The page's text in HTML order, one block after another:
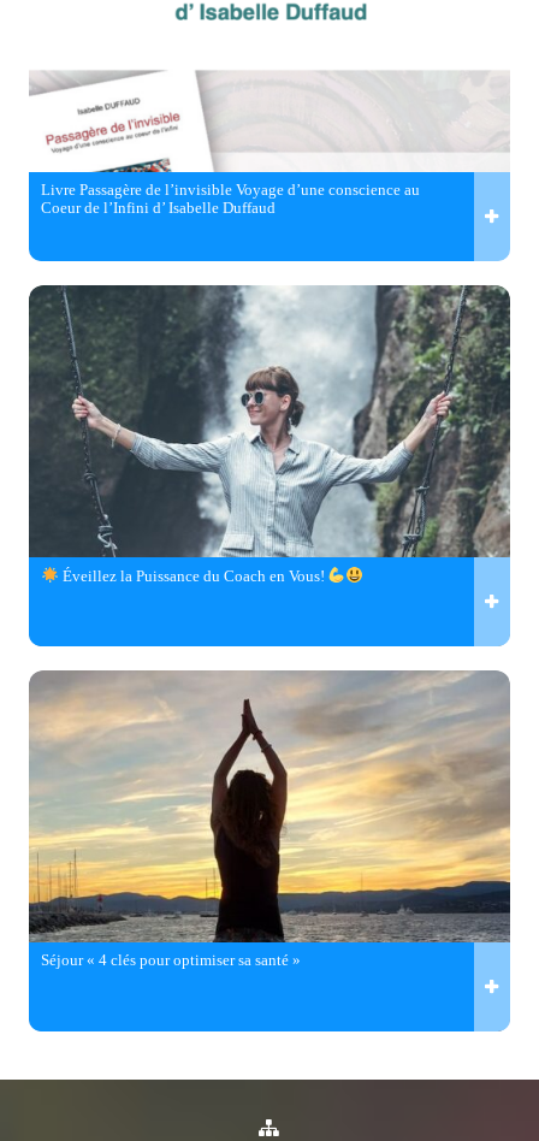
Livre Passagère de l’invisible Voyage d’une conscience au
Coeur de l’Infini d’ Isabelle Duffaud
Éveillez la Puissance du Coach en Vous!
Séjour « 4 clés pour optimiser sa santé »